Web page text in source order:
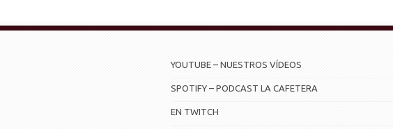
YOUTUBE – NUESTROS VÍDEOS
SPOTIFY – PODCAST LA CAFETERA
EN TWITCH